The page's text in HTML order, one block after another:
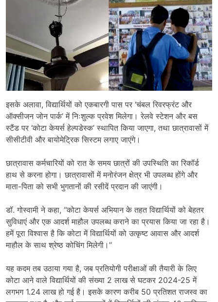
इसके अलावा, विद्यार्थियों को एकबारगी पास पर ‘चंबल रिवरफ्रंट और
ऑक्सीजन जोन पार्क’ में निःशुल्क प्रवेश मिलेगा। रेलवे स्टेशन और बस
स्टैंड पर ‘कोटा केयर्स हेल्पडेस्क’ स्थापित किया जाएगा, तथा छात्रावासों में
सीसीटीवी और बायोमेट्रिक सिस्टम लगाए जाएंगे।
छात्रावास कर्मचारियों को रात के समय छात्रों की उपस्थिति का रिकॉर्ड
हाथ से करना होगा। छात्रावासों में मनोरंजन क्षेत्र भी उपलब्ध होंगे और
माता-पिता को सभी भुगतानों की रसीदें प्रदान की जाएंगी।
डॉ. गोस्वामी ने कहा, ‘‘कोटा केयर्स अभियान के तहत विद्यार्थियों को बेहतर
सुविधाएं और एक आदर्श माहौल उपलब्ध कराने का प्रयास किया जा रहा है।
हमें पूरा विश्वास है कि कोटा में विद्यार्थियों को उत्कृष्ट आवास और आदर्श
माहौल के साथ श्रेष्ठ कोचिंग मिलेगी।’’
यह कदम तब उठाया गया है, जब प्रतियोगी परीक्षाओं की तैयारी के लिए
कोटा आने वाले विद्यार्थियों की संख्या 2 लाख से घटकर 2024-25 में
लगभग 1.24 लाख हो गई है। इसके कारण करीब 50 प्रतिशत राजस्व का